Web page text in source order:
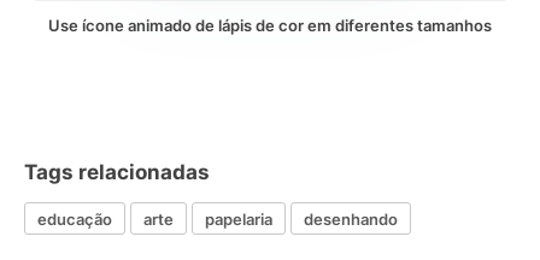
Use ícone animado de lápis de cor em diferentes tamanhos
Tags relacionadas
educação arte papelaria desenhando